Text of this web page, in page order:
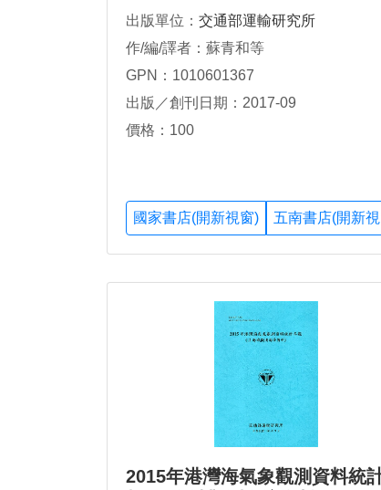
出版單位： 交通部運輸研究所
作/編/譯者：蘇青和等
GPN：1010601367
出版／創刊日期：2017-09
價格：100
國家書店(開新視窗) 五南書店(開新
2015年港灣海氣象觀測資料統